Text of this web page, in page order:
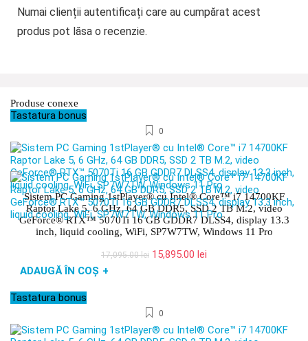
Numai clienții autentificați care au cumpărat acest
produs pot lăsa o recenzie.
Produse conexe
Tastatura bonus
0
Sistem PC Gaming 1stPlayer® cu Intel® Core™ i7 14700KF
Raptor Lake 5, 6 GHz, 64 GB DDR5, SSD 2 TB M.2, video
GeForce® RTX™ 5070Ti 16 GB GDDR7 DLSS4, display 13.3
inch, liquid cooling, WiFi, SP7W7TW, Windows 11 Pro
17,095.00lei Prețul
15,895.00 lei
ADAUGĂ ÎN COȘ +
Tastatura bonus
0